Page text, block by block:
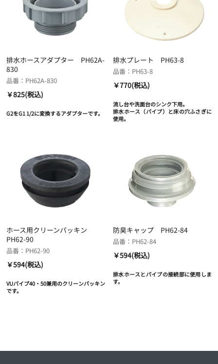
排水ホースアダプター PH62A-
830
品番：PH62A-830
￥825(税込)
G2をG1 1/2に変換するアダプターです。
排水プレート PH63-8
品番：PH63-8
￥770(税込)
流し台や洗面台のシンク下用。
排水ホース（パイプ）と床の穴ふさぎに
使用。
ホース用クリーンパッキン
PH62-90
品番：PH62-90
￥594(税込)
VUパイプ40・50兼用のクリーンパッキン
です。
防臭キャップ PH62-84
品番：PH62-84
￥594(税込)
排水ホースとパイプの接続部に使用しま
す。